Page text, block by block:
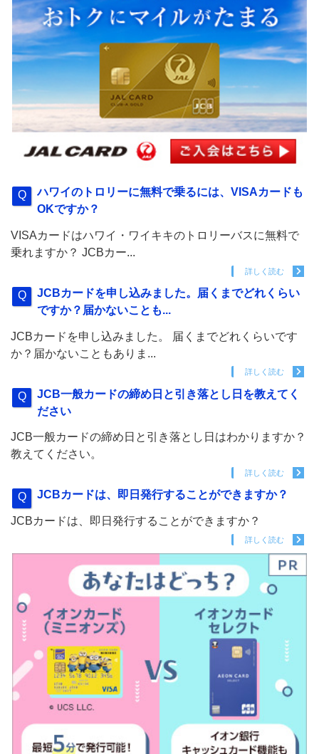
ハワイのトロリーに無料で乗るには、VISAカードも
OKですか？
VISAカードはハワイ・ワイキキのトロリーバスに無料で
乗れますか？ JCBカー...
詳しく読む
JCBカードを申し込みました。届くまでどれくらい
ですか？届かないことも...
JCBカードを申し込みました。 届くまでどれくらいです
か？届かないこともありま...
詳しく読む
JCB一般カードの締め日と引き落とし日を教えてく
ださい
JCB一般カードの締め日と引き落とし日はわかりますか？
教えてください。
詳しく読む
JCBカードは、即日発行することができますか？
JCBカードは、即日発行することができますか？
詳しく読む